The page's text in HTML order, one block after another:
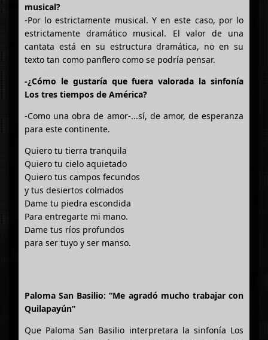
musical?
-Por lo estrictamente musical. Y en este caso, por lo
estrictamente dramático musical. El valor de una
cantata está en su estructura dramática, no en su
texto tan como panflero como se podría pensar.
-¿Cómo le gustaría que fuera valorada la sinfonía
Los tres tiempos de América?
-Como una obra de amor-...sí, de amor, de esperanza
para este continente.
Quiero tu tierra tranquila
Quiero tu cielo aquietado
Quiero tus campos fecundos
y tus desiertos colmados
Dame tu piedra escondida
Para entregarte mi mano.
Dame tus ríos profundos
para ser tuyo y ser manso.
Paloma San Basilio: “Me agradó mucho trabajar con
Quilapayún”
Que Paloma San Basilio interpretara la sinfonía Los